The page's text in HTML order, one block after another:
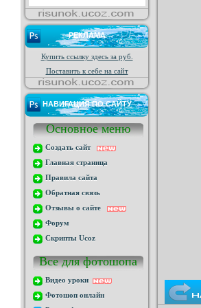
РЕКЛАМА
Купить ссылку здесь за руб.
Поставить к себе на сайт
НАВИГАЦИЯ ПО САЙТУ
Основное меню
Создать сайт
Главная страница
Правила сайта
Обратная связь
Отзывы о сайте
Форум
Скрипты Ucoz
Все для фотошопа
Видео уроки
Фотошоп онлайн